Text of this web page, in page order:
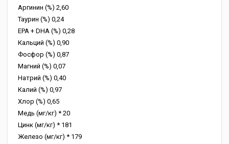
Аргинин (%) 2,60
Таурин (%) 0,24
EPA + DHA (%) 0,28
Кальций (%) 0,90
Фосфор (%) 0,87
Магний (%) 0,07
Натрий (%) 0,40
Калий (%) 0,97
Хлор (%) 0,65
Медь (мг/кг) * 20
Цинк (мг/кг) * 181
Железо (мг/кг) * 179